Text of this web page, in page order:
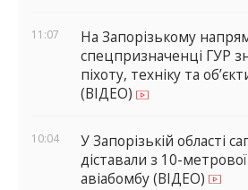
11:07
На Запорізькому
спецпризначенці ГУР
піхоту, техніку та
(ВІДЕО)
10:04
У Запорізькій області
діставали з 10-
авіабомбу (ВІДЕО)